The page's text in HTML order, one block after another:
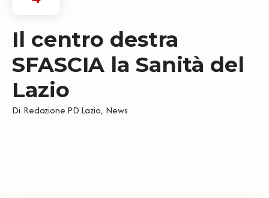
Il centro destra
SFASCIA la Sanità del
Lazio
Di Redazione PD Lazio, News